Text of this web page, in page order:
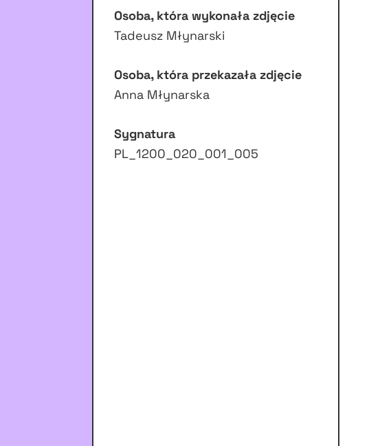
Osoba, która wykonała zdjęcie
Tadeusz Młynarski
Osoba, która przekazała zdjęcie
Anna Młynarska
Sygnatura
PL_1200_020_001_005